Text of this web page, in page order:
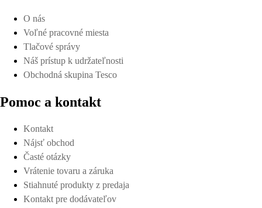
O nás
Voľné pracovné miesta
Tlačové správy
Náš prístup k udržateľnosti
Obchodná skupina Tesco
Pomoc a kontakt
Kontakt
Nájsť obchod
Časté otázky
Vrátenie tovaru a záruka
Stiahnuté produkty z predaja
Kontakt pre dodávateľov